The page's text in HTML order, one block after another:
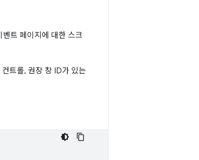
트 페이지에 대한 스크
트롤, 권장 창 ID가 있는